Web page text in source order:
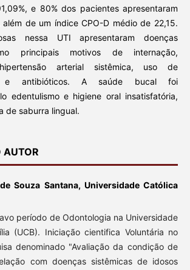
e 80% dos pacientes apresentaram
de um índice CPO-D médio de 22,15.
nessa UTI apresentaram doenças
principais motivos de internação,
arterial sistêmica, uso de
e antibióticos. A saúde bucal foi
edentulismo e higiene oral insatisfatória,
de saburra lingual.
AUTOR
Souza Santana, Universidade Católica
período de Odontologia na Universidade
(UCB). Iniciação cientifica Voluntária no
denominado "Avaliação da condição de
com doenças sistêmicas de idosos